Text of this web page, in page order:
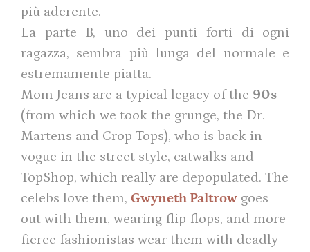
più aderente.
La parte B, uno dei punti forti di ogni
ragazza, sembra più lunga del normale e
estremamente piatta.
Mom Jeans are a typical legacy of the 90s
(from which we took the grunge, the Dr.
Martens and Crop Tops), who is back in
vogue in the street style, catwalks and
TopShop, which really are depopulated. The
celebs love them, Gwyneth Paltrow goes
out with them, wearing flip flops, and more
fierce fashionistas wear them with deadly